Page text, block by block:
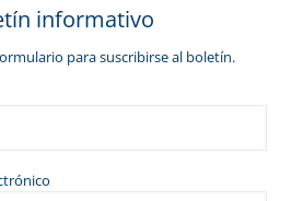
informativo
para suscribirse al boletín.